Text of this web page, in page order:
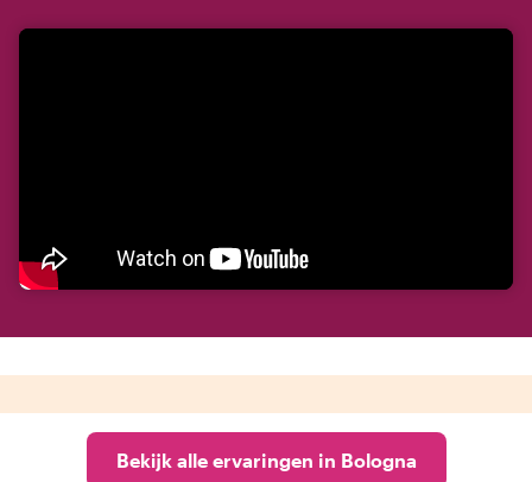
Bekijk alle ervaringen in Bologna